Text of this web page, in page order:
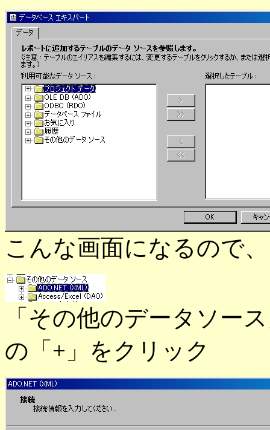
こんな画面になるので、
「その他のデータソー
の「+」をクリック